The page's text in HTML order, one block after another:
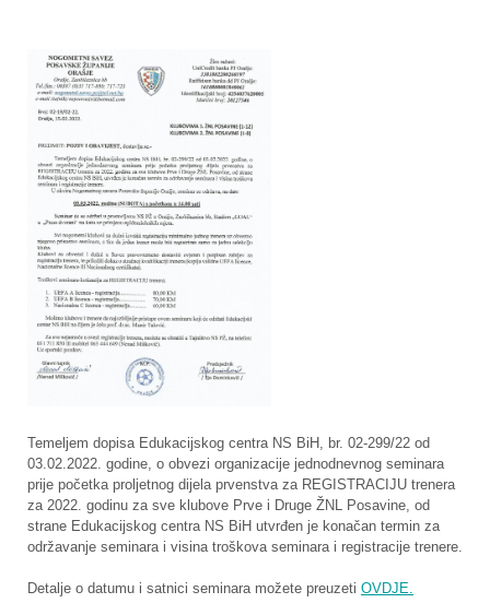
Temeljem dopisa Edukacijskog centra NS BiH, br. 02-299/22 od
03.02.2022. godine, o obvezi organizacije jednodnevnog seminara
prije početka proljetnog dijela prvenstva za REGISTRACIJU trenera
za 2022. godinu za sve klubove Prve i Druge ŽNL Posavine, od
strane Edukacijskog centra NS BiH utvrđen je konačan termin za
održavanje seminara i visina troškova seminara i registracije trenere.
Detalje o datumu i satnici seminara možete preuzeti OVDJE.